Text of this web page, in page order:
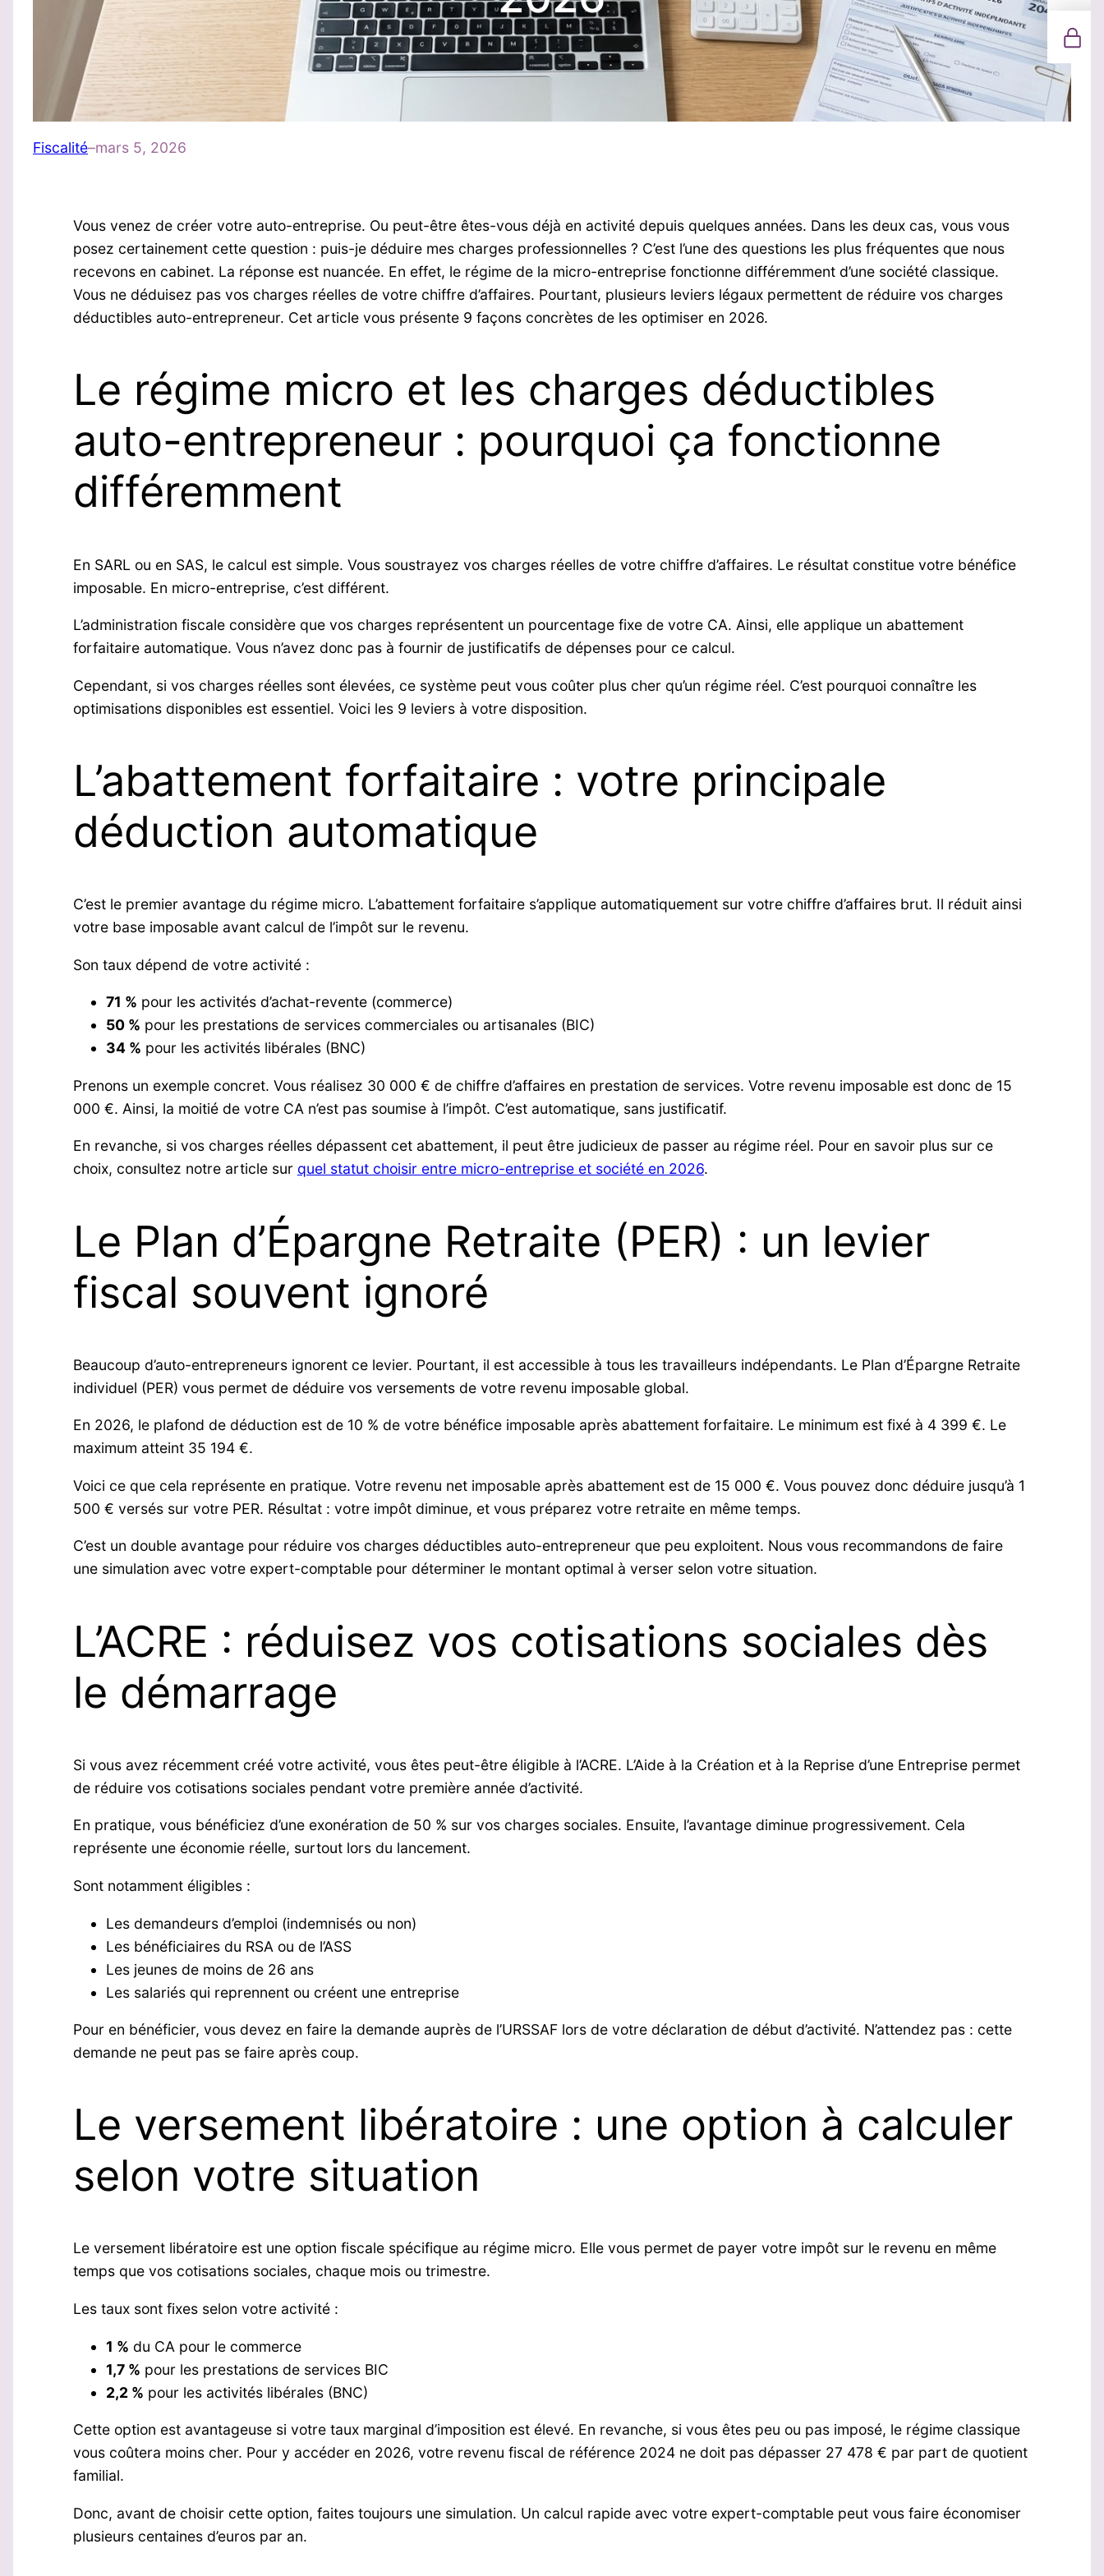
Fiscalité–mars 5, 2026
Vous venez de créer votre auto-entreprise. Ou peut-être êtes-vous déjà en activité depuis quelques années. Dans les deux cas, vous vous
posez certainement cette question : puis-je déduire mes charges professionnelles ? C’est l’une des questions les plus fréquentes que nous
recevons en cabinet. La réponse est nuancée. En effet, le régime de la micro-entreprise fonctionne différemment d’une société classique.
Vous ne déduisez pas vos charges réelles de votre chiffre d’affaires. Pourtant, plusieurs leviers légaux permettent de réduire vos charges
déductibles auto-entrepreneur. Cet article vous présente 9 façons concrètes de les optimiser en 2026.
Le régime micro et les charges déductibles
auto-entrepreneur : pourquoi ça fonctionne
différemment
En SARL ou en SAS, le calcul est simple. Vous soustrayez vos charges réelles de votre chiffre d’affaires. Le résultat constitue votre bénéfice
imposable. En micro-entreprise, c’est différent.
L’administration fiscale considère que vos charges représentent un pourcentage fixe de votre CA. Ainsi, elle applique un abattement
forfaitaire automatique. Vous n’avez donc pas à fournir de justificatifs de dépenses pour ce calcul.
Cependant, si vos charges réelles sont élevées, ce système peut vous coûter plus cher qu’un régime réel. C’est pourquoi connaître les
optimisations disponibles est essentiel. Voici les 9 leviers à votre disposition.
L’abattement forfaitaire : votre principale
déduction automatique
C’est le premier avantage du régime micro. L’abattement forfaitaire s’applique automatiquement sur votre chiffre d’affaires brut. Il réduit ainsi
votre base imposable avant calcul de l’impôt sur le revenu.
Son taux dépend de votre activité :
71 % pour les activités d’achat-revente (commerce)
50 % pour les prestations de services commerciales ou artisanales (BIC)
34 % pour les activités libérales (BNC)
Prenons un exemple concret. Vous réalisez 30 000 € de chiffre d’affaires en prestation de services. Votre revenu imposable est donc de 15
000 €. Ainsi, la moitié de votre CA n’est pas soumise à l’impôt. C’est automatique, sans justificatif.
En revanche, si vos charges réelles dépassent cet abattement, il peut être judicieux de passer au régime réel. Pour en savoir plus sur ce
choix, consultez notre article sur quel statut choisir entre micro-entreprise et société en 2026.
Le Plan d’Épargne Retraite (PER) : un levier
fiscal souvent ignoré
Beaucoup d’auto-entrepreneurs ignorent ce levier. Pourtant, il est accessible à tous les travailleurs indépendants. Le Plan d’Épargne Retraite
individuel (PER) vous permet de déduire vos versements de votre revenu imposable global.
En 2026, le plafond de déduction est de 10 % de votre bénéfice imposable après abattement forfaitaire. Le minimum est fixé à 4 399 €. Le
maximum atteint 35 194 €.
Voici ce que cela représente en pratique. Votre revenu net imposable après abattement est de 15 000 €. Vous pouvez donc déduire jusqu’à 1
500 € versés sur votre PER. Résultat : votre impôt diminue, et vous préparez votre retraite en même temps.
C’est un double avantage pour réduire vos charges déductibles auto-entrepreneur que peu exploitent. Nous vous recommandons de faire
une simulation avec votre expert-comptable pour déterminer le montant optimal à verser selon votre situation.
L’ACRE : réduisez vos cotisations sociales dès
le démarrage
Si vous avez récemment créé votre activité, vous êtes peut-être éligible à l’ACRE. L’Aide à la Création et à la Reprise d’une Entreprise permet
de réduire vos cotisations sociales pendant votre première année d’activité.
En pratique, vous bénéficiez d’une exonération de 50 % sur vos charges sociales. Ensuite, l’avantage diminue progressivement. Cela
représente une économie réelle, surtout lors du lancement.
Sont notamment éligibles :
Les demandeurs d’emploi (indemnisés ou non)
Les bénéficiaires du RSA ou de l’ASS
Les jeunes de moins de 26 ans
Les salariés qui reprennent ou créent une entreprise
Pour en bénéficier, vous devez en faire la demande auprès de l’URSSAF lors de votre déclaration de début d’activité. N’attendez pas : cette
demande ne peut pas se faire après coup.
Le versement libératoire : une option à calculer
selon votre situation
Le versement libératoire est une option fiscale spécifique au régime micro. Elle vous permet de payer votre impôt sur le revenu en même
temps que vos cotisations sociales, chaque mois ou trimestre.
Les taux sont fixes selon votre activité :
1 % du CA pour le commerce
1,7 % pour les prestations de services BIC
2,2 % pour les activités libérales (BNC)
Cette option est avantageuse si votre taux marginal d’imposition est élevé. En revanche, si vous êtes peu ou pas imposé, le régime classique
vous coûtera moins cher. Pour y accéder en 2026, votre revenu fiscal de référence 2024 ne doit pas dépasser 27 478 € par part de quotient
familial.
Donc, avant de choisir cette option, faites toujours une simulation. Un calcul rapide avec votre expert-comptable peut vous faire économiser
plusieurs centaines d’euros par an.